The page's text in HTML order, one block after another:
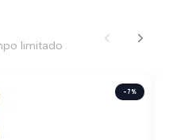
limitado
-7%